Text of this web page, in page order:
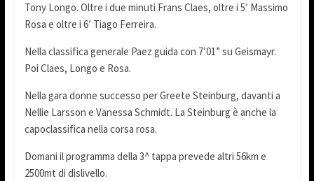
Tony Longo. Oltre i due minuti Frans Claes, oltre i 5′ Massimo
Rosa e oltre i 6′ Tiago Ferreira.
Nella classifica generale Paez guida con 7’01” su Geismayr.
Poi Claes, Longo e Rosa.
Nella gara donne successo per Greete Steinburg, davanti a
Nellie Larsson e Vanessa Schmidt. La Steinburg è anche la
capoclassifica nella corsa rosa.
Domani il programma della 3^ tappa prevede altri 56km e
2500mt di dislivello.